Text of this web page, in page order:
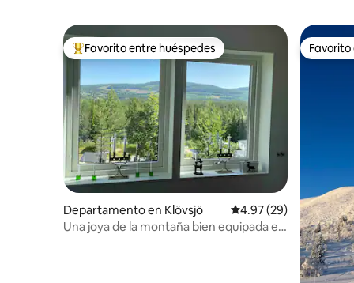
De los mejores en Favorito entre huéspedes
Favorito entre huéspedes
Departamento en Klövsjö Calificación
4.97 (29)
Una joya de la montaña bien equipada en